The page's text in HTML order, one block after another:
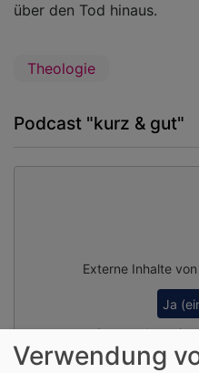
über den Tod hinaus.
Theologie
Podcast "kurz & gut"
Externe Inhalte
Ja
Verwendung